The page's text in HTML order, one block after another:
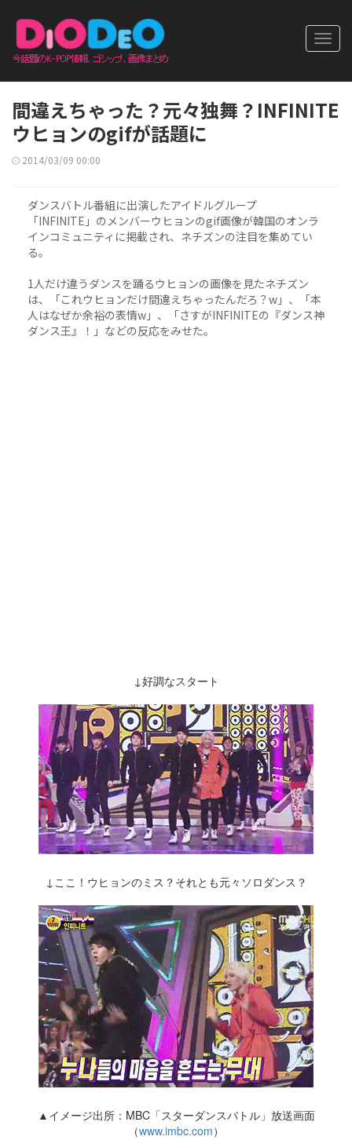
間違えちゃった？元々独舞？INFINITE
ウヒョンのgifが話題に
2014/03/09 00:00
ダンスバトル番組に出演したアイドルグループ
「INFINITE」のメンバーウヒョンのgif画像が韓国のオンラ
インコミュニティに掲載され、ネチズンの注目を集めてい
る。
1人だけ違うダンスを踊るウヒョンの画像を見たネチズン
は、「これウヒョンだけ間違えちゃったんだろ？w」、「本
人はなぜか余裕の表情w」、「さすがINFINITEの『ダンス神
ダンス王』！」などの反応をみせた。
↓好調なスタート
↓ここ！ウヒョンのミス？それとも元々ソロダンス？
▲イメージ出所：MBC「スターダンスバトル」放送画面
（www.imbc.com）